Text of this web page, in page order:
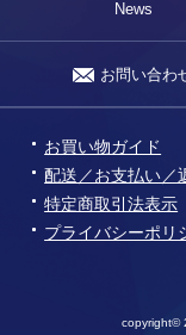
News
お問い合わ
お買い物ガイド
配送／お支払い／
特定商取引法表示
プライバシーポリ
copyright©